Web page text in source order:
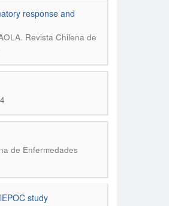
response and
. Revista Chilena de
de Enfermedades
study